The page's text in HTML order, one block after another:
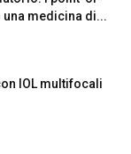
medicina di...
IOL multifocali